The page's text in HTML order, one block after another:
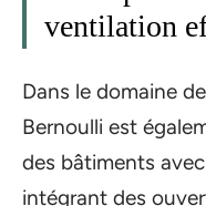
ventilation
Dans le domaine
Bernoulli est
des bâtiments
intégrant des